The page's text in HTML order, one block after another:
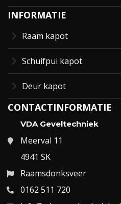
INFORMATIE
Raam kapot
Schuifpui kapot
Deur kapot
CONTACTINFORMATIE
VDA Geveltechniek
Meerval 11
4941 SK
Raamsdonksveer
0162 511 720